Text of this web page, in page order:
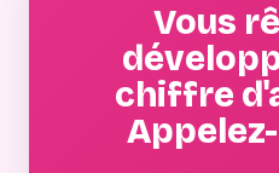
Vous
chiffre